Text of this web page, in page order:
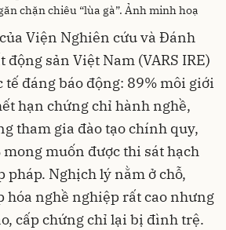
chặn chiêu “lùa gà”. Ảnh minh hoạ
Viện Nghiên cứu và Đánh
sản Việt Nam (VARS IRE)
tế đáng báo động: 89% môi giới
hạn chứng chỉ hành nghề,
tham gia đào tạo chính quy,
muốn được thi sát hạch
pháp. Nghịch lý nằm ở chỗ,
hóa nghề nghiệp rất cao nhưng
cấp chứng chỉ lại bị đình trệ.